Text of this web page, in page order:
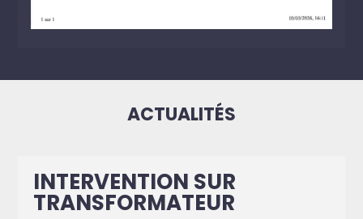
ACTUALITÉS
INTERVENTION SUR
TRANSFORMATEUR